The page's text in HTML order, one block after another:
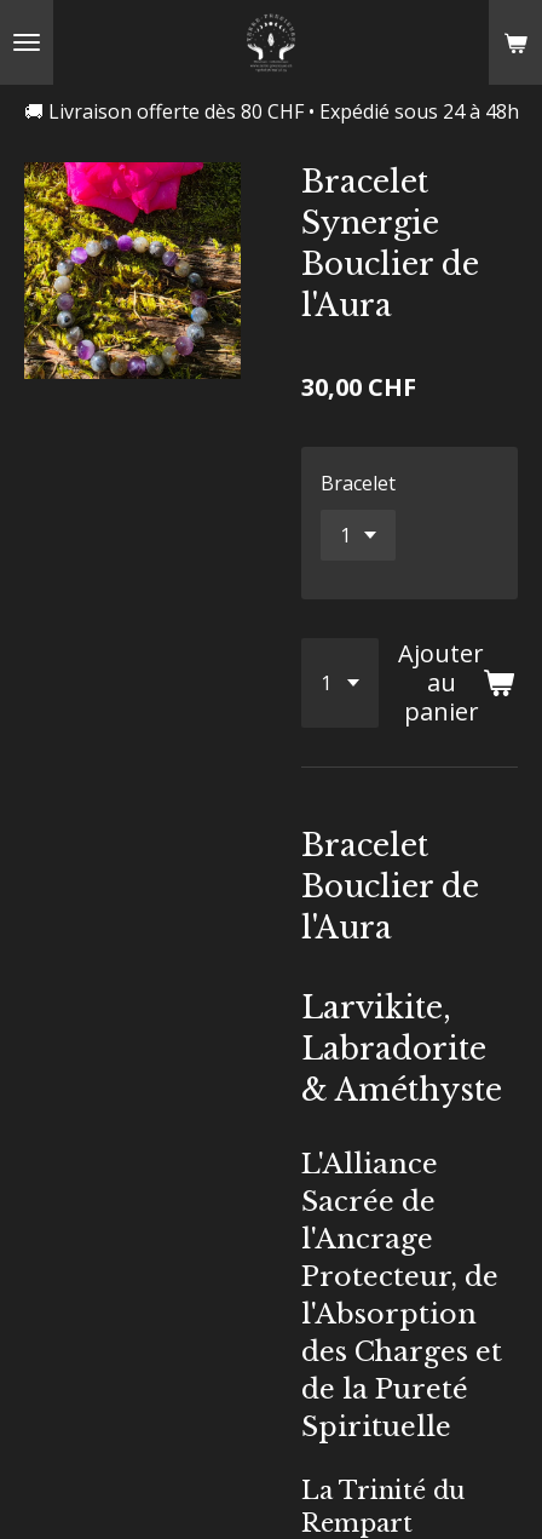
🚚 Livraison offerte dès 80 CHF • Expédié sous 24 à 48h
Bracelet
Synergie
Bouclier de
l'Aura
30,00 CHF
Bracelet
Ajouter
au
panier
Bracelet
Bouclier de
l'Aura
Larvikite,
Labradorite
& Améthyste
L'Alliance
Sacrée de
l'Ancrage
Protecteur, de
l'Absorption
des Charges et
de la Pureté
Spirituelle
La Trinité du
Rempart